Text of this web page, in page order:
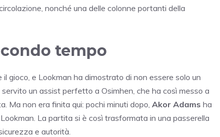
nonché una delle colonne portanti della
tempo
gioco, e Lookman ha dimostrato di non essere solo un
un assist perfetto a Osimhen, che ha così messo a
Ma non era finita qui: pochi minuti dopo, Akor Adams ha
La partita si è così trasformata in una passerella
e autorità.